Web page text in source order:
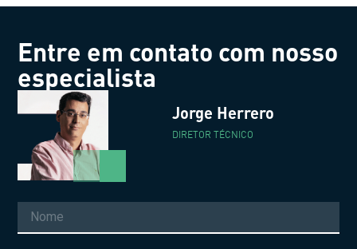
Entre em contato com nosso
especialista
Jorge Herrero
DIRETOR TÉCNICO